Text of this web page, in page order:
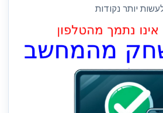
יותר נקודות